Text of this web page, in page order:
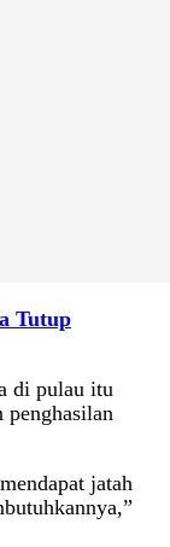
Tutup
di pulau itu
penghasilan
jatah